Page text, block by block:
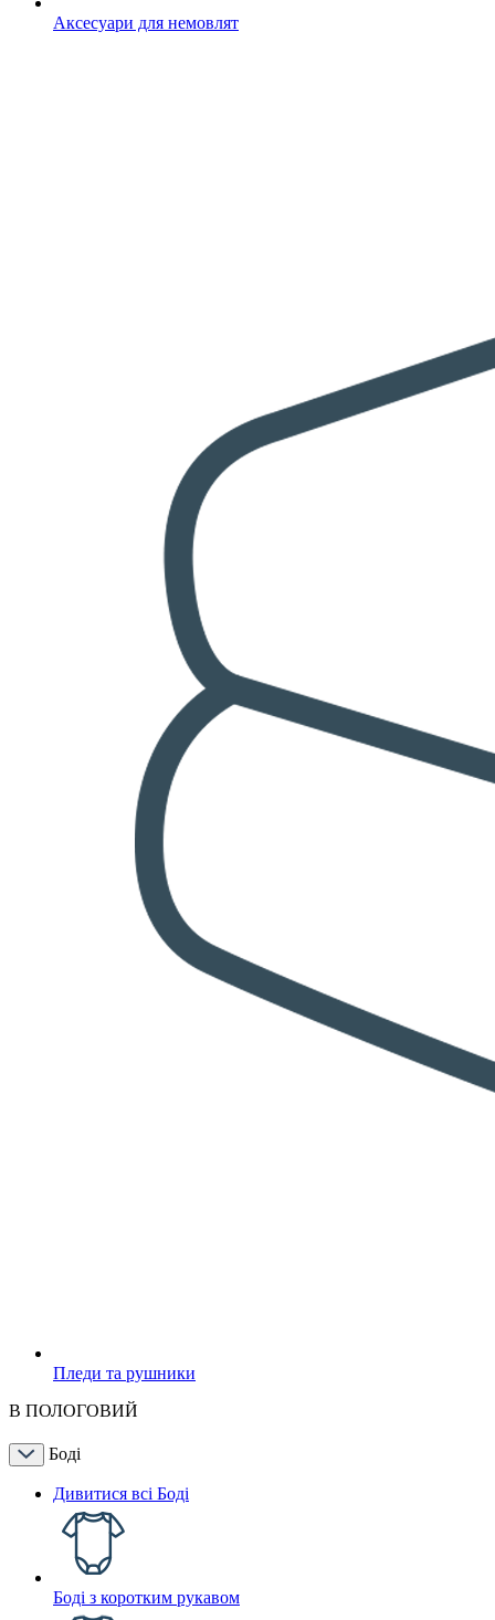
Аксесуари для немовлят
Пледи та рушники
В ПОЛОГОВИЙ
Боді
Дивитися всі Боді
Боді з коротким рукавом